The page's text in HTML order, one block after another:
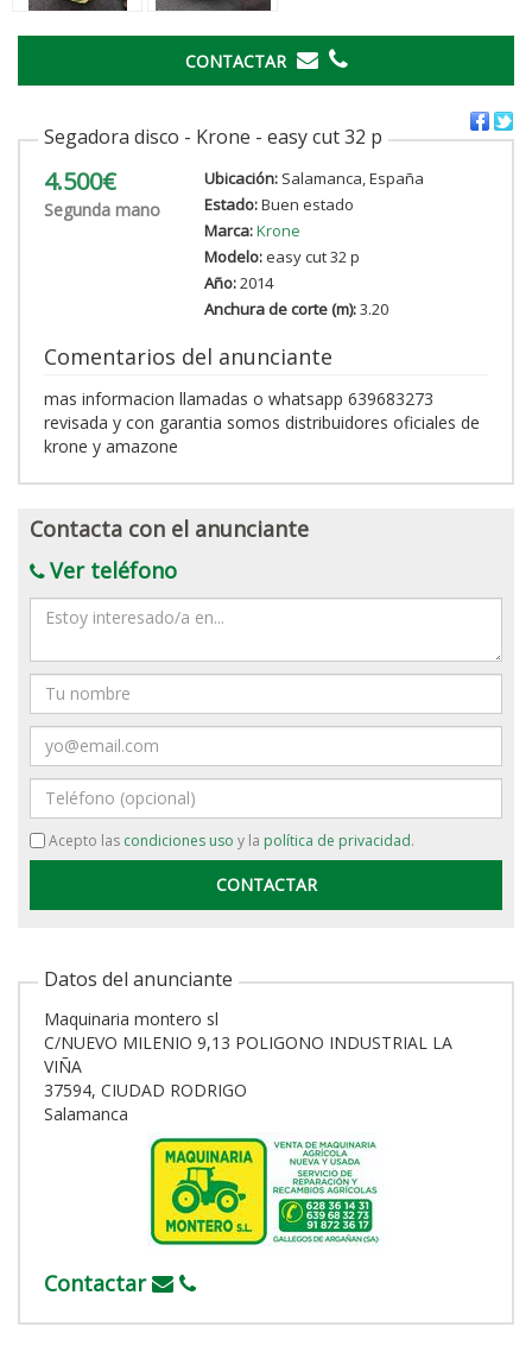
CONTACTAR
Segadora disco - Krone - easy cut 32 p
4.500€
Segunda mano
Ubicación:Salamanca, España
Estado:Buen estado
Marca:Krone
Modelo:easy cut 32 p
Año:2014
Anchura de corte (m):3.20
Comentarios del anunciante
mas informacion llamadas o whatsapp 639683273
revisada y con garantia somos distribuidores oficiales de
krone y amazone
Contacta con el anunciante
Ver teléfono
Mensaje
Nombre
Email
Teléfono
Acepto las condiciones uso y la política de privacidad.
Datos del anunciante
Maquinaria montero sl
C/NUEVO MILENIO 9,13 POLIGONO INDUSTRIAL LA
VIÑA
37594, CIUDAD RODRIGO
Salamanca
Contactar